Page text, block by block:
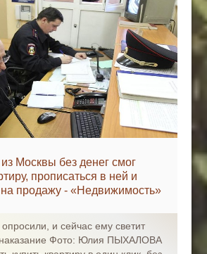
Москвы без денег смог
прописаться в ней и
на продажу - «Недвижимость»
и сейчас ему светит
наказание Фото: Юлия ПЫХАЛОВА